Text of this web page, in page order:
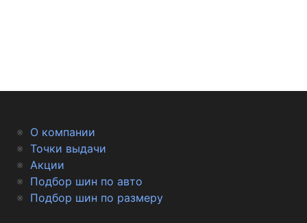
О компании
Точки выдачи
Акции
Подбор шин по авто
Подбор шин по размеру